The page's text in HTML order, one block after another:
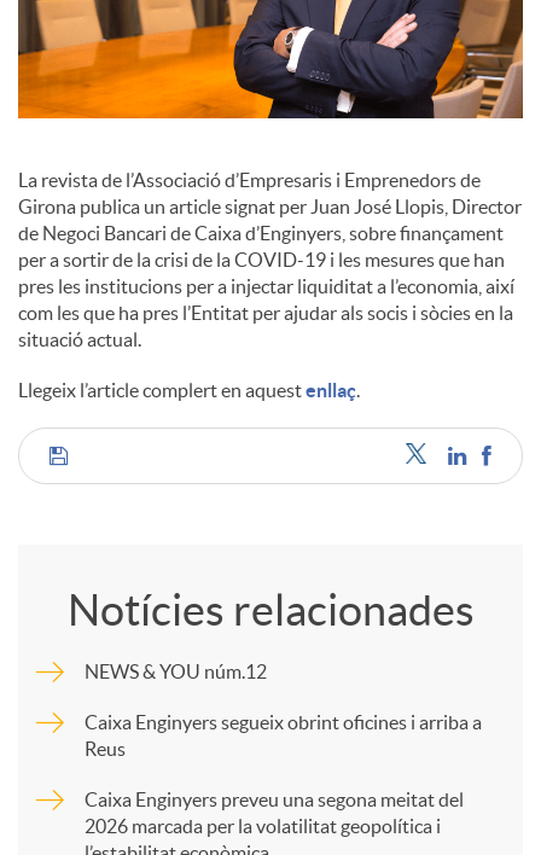
a
l
s
La revista de l’Associació d’Empresaris i Emprenedors de
Girona publica un article signat per Juan José Llopis, Director
de Negoci Bancari de Caixa d’Enginyers, sobre finançament
per a sortir de la crisi de la COVID-19 i les mesures que han
pres les institucions per a injectar liquiditat a l’economia, així
com les que ha pres l’Entitat per ajudar als socis i sòcies en la
situació actual.
Llegeix l’article complert en aquestenllaç.
C
p
a
Notícies relacionades
NEWS & YOU núm.12
Caixa Enginyers segueix obrint oficines i arriba a
Reus
Caixa Enginyers preveu una segona meitat del
2026 marcada per la volatilitat geopolítica i